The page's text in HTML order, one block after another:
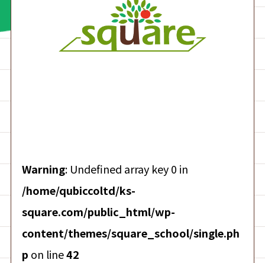
Warning: Undefined array key 0 in
/home/qubiccoltd/ks-
square.com/public_html/wp-
content/themes/square_school/single.ph
p on line42